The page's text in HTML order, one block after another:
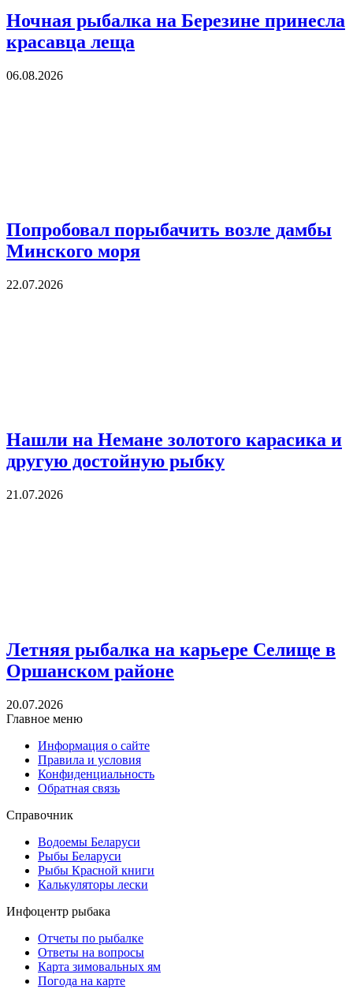
Ночная рыбалка на Березине принесла
красавца леща
06.08.2026
Попробовал порыбачить возле дамбы
Минского моря
22.07.2026
Нашли на Немане золотого карасика и
другую достойную рыбку
21.07.2026
Летняя рыбалка на карьере Селище в
Оршанском районе
20.07.2026
Главное меню
Информация о сайте
Правила и условия
Конфиденциальность
Обратная связь
Справочник
Водоемы Беларуси
Рыбы Беларуси
Рыбы Красной книги
Калькуляторы лески
Инфоцентр рыбака
Отчеты по рыбалке
Ответы на вопросы
Карта зимовальных ям
Погода на карте